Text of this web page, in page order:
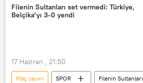
A Milli Futbol Takımı
Dünya Kupası
Maç
tarihi maç
Filenin Sultanları set vermedi: Türkiye,
Belçika'yı 3-0 yendi
17 Haziran , 21:50
Maç yayını SPOR
Filenin Sultanları